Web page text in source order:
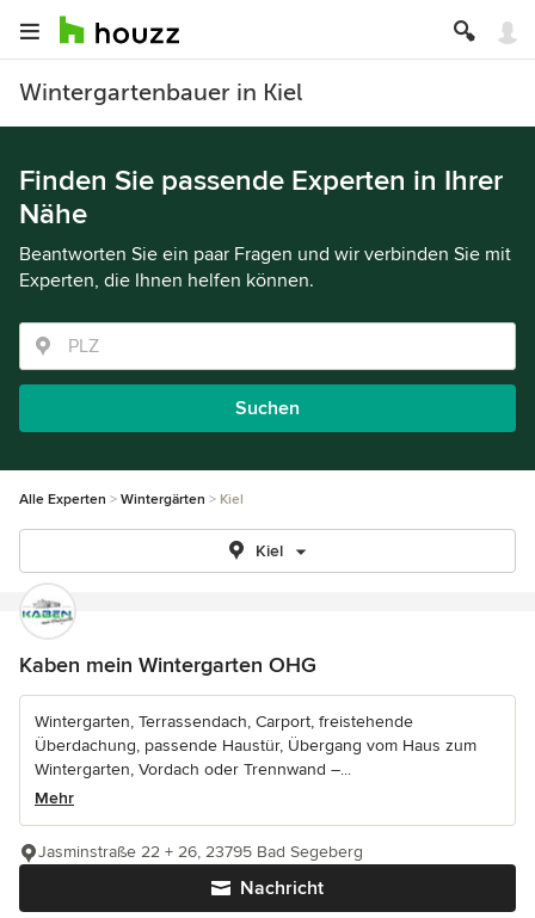
Wintergartenbauer in Kiel
Finden Sie passende Experten in Ihrer
Nähe
Beantworten Sie ein paar Fragen und wir verbinden Sie mit
Experten, die Ihnen helfen können.
Suchen
Alle Experten Wintergärten Kiel
Kiel
Kaben mein Wintergarten OHG
Wintergarten, Terrassendach, Carport, freistehende
Überdachung, passende Haustür, Übergang vom Haus zum
Wintergarten, Vordach oder Trennwand –...
Mehr
Nachricht
Jasminstraße 22 + 26, 23795 Bad Segeberg